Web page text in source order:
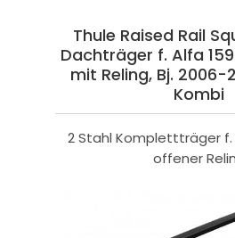
Thule Raised Rail
Dachträger f. Alfa
mit Reling, Bj. 2006-
Kombi
2 Stahl Komplettträger
offener